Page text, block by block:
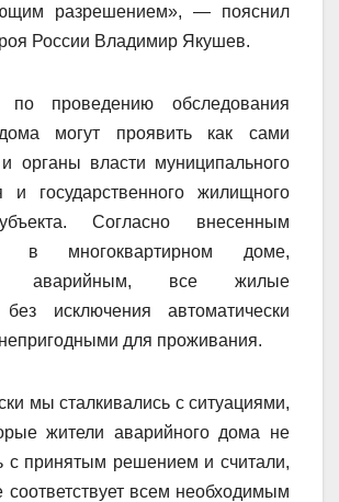
разрешением», — пояснил
России Владимир Якушев.
по проведению обследования
могут проявить как сами
органы власти муниципального
и государственного жилищного
Согласно внесенным
в многоквартирном доме,
аварийным, все жилые
исключения автоматически
для проживания.
мы сталкивались с ситуациями,
жители аварийного дома не
с принятым решением и считали,
соответствует всем необходимым